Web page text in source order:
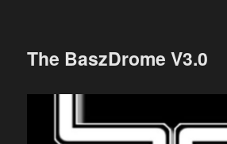
The BaszDrome V3.0